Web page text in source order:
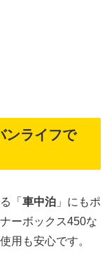
ンライフで
「 車中泊 」にもポ
ーボックス450な
用も安心です。